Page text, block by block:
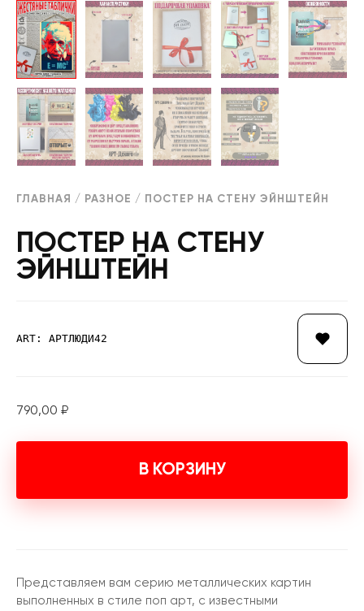
ГЛАВНАЯ / РАЗНОЕ / ПОСТЕР НА СТЕНУ ЭЙНШТЕЙН
ПОСТЕР НА СТЕНУ
ЭЙНШТЕЙН
ART: АРТЛЮДИ42
790,00 ₽
В КОРЗИНУ
Представляем вам серию металлических картин
выполненных в стиле поп арт, с известными